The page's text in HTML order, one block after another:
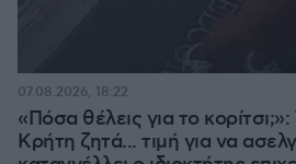
«Πόσα θέλεις για το
Κρήτη ζητά... τιμή για να
07.08.2026, 18:22